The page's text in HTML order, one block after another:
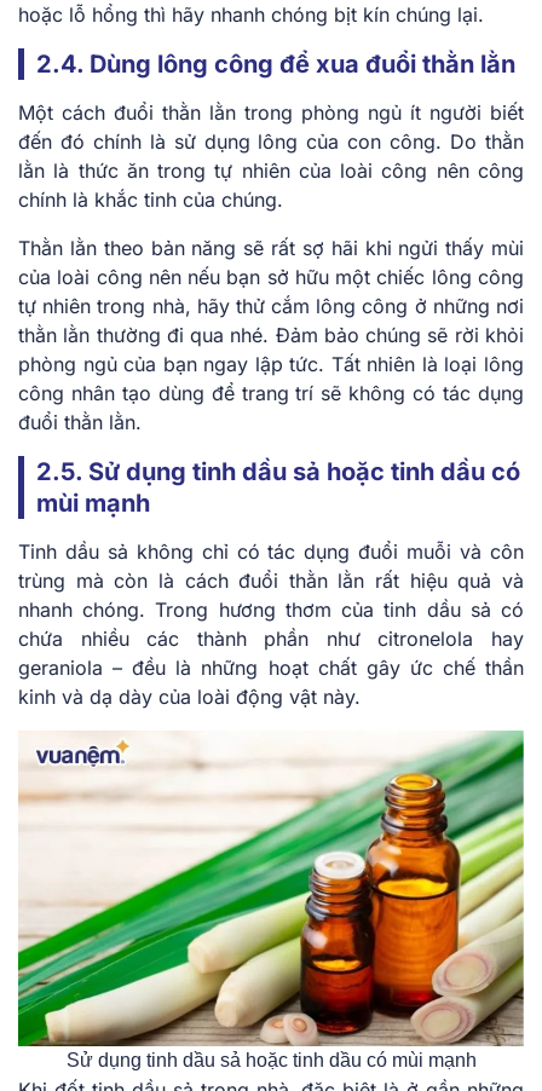
hoặc lỗ hổng thì hãy nhanh chóng bịt kín chúng lại.
2.4. Dùng lông công để xua đuổi thằn lằn
Một cách đuổi thằn lằn trong phòng ngủ ít người biết
đến đó chính là sử dụng lông của con công. Do thằn
lằn là thức ăn trong tự nhiên của loài công nên công
chính là khắc tinh của chúng.
Thằn lằn theo bản năng sẽ rất sợ hãi khi ngửi thấy mùi
của loài công nên nếu bạn sở hữu một chiếc lông công
tự nhiên trong nhà, hãy thử cắm lông công ở những nơi
thằn lằn thường đi qua nhé. Đảm bảo chúng sẽ rời khỏi
phòng ngủ của bạn ngay lập tức. Tất nhiên là loại lông
công nhân tạo dùng để trang trí sẽ không có tác dụng
đuổi thằn lằn.
2.5. Sử dụng tinh dầu sả hoặc tinh dầu có
mùi mạnh
Tinh dầu sả không chỉ có tác dụng đuổi muỗi và côn
trùng mà còn là cách đuổi thằn lằn rất hiệu quả và
nhanh chóng. Trong hương thơm của tinh dầu sả có
chứa nhiều các thành phần như citronelola hay
geraniola – đều là những hoạt chất gây ức chế thần
kinh và dạ dày của loài động vật này.
Sử dụng tinh dầu sả hoặc tinh dầu có mùi mạnh